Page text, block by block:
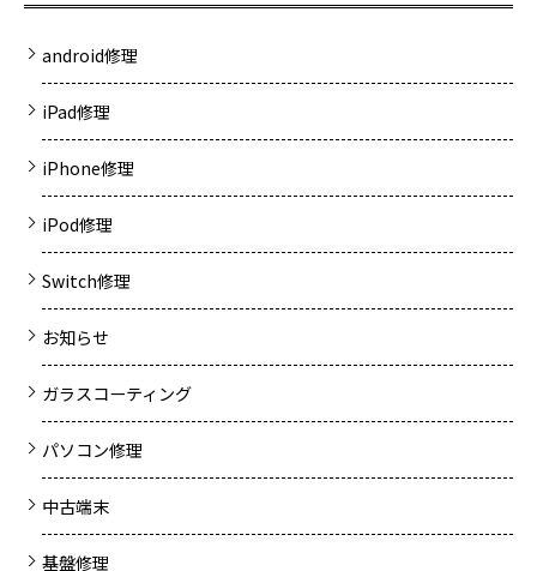
android修理
iPad修理
iPhone修理
iPod修理
Switch修理
お知らせ
ガラスコーティング
パソコン修理
中古端末
基盤修理